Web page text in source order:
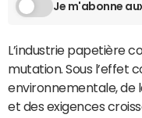
Je m'abonne
L’industrie papetière
mutation. Sous l’effet
environnementale, de
et des exigences